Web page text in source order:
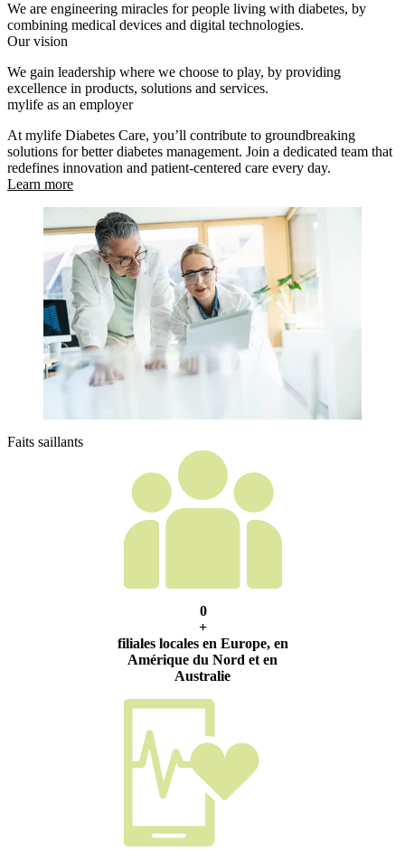
We are engineering miracles for people living with diabetes, by
combining medical devices and digital technologies.
Our vision
We gain leadership where we choose to play, by providing
excellence in products, solutions and services.
mylife as an employer
At mylife Diabetes Care, you’ll contribute to groundbreaking
solutions for better diabetes management. Join a dedicated team that
redefines innovation and patient-centered care every day.
Learn more
Faits saillants
0
+
filiales locales en Europe, en
Amérique du Nord et en
Australie